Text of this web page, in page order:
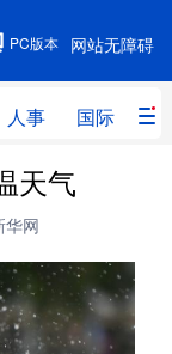
网站无障碍
PC版本
人事 国际 财
教育
体育
天气
华网